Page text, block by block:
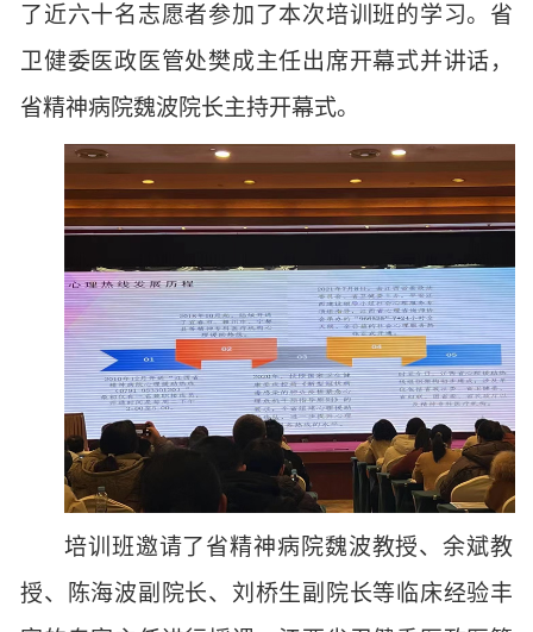
了近六十名志愿者参加了本次培训班的学习。省
卫健委医政医管处樊成主任出席开幕式并讲话，
省精神病院魏波院长主持开幕式。
培训班邀请了省精神病院魏波教授、余斌教
授、陈海波副院长、刘桥生副院长等临床经验丰